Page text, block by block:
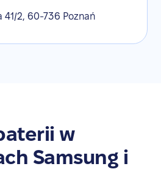
41/2, 60-736 Poznań
w
Samsung i